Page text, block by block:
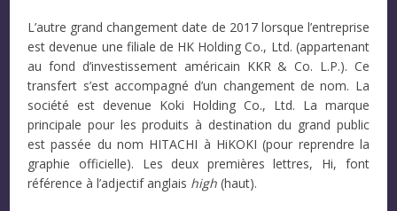
L’autre grand changement date de 2017 lorsque l’entreprise
est devenue une filiale de HK Holding Co., Ltd. (appartenant
au fond d’investissement américain KKR & Co. L.P.). Ce
transfert s’est accompagné d’un changement de nom. La
société est devenue Koki Holding Co., Ltd. La marque
principale pour les produits à destination du grand public
est passée du nom HITACHI à HiKOKI (pour reprendre la
graphie officielle). Les deux premières lettres, Hi, font
référence à l’adjectif anglais high (haut).